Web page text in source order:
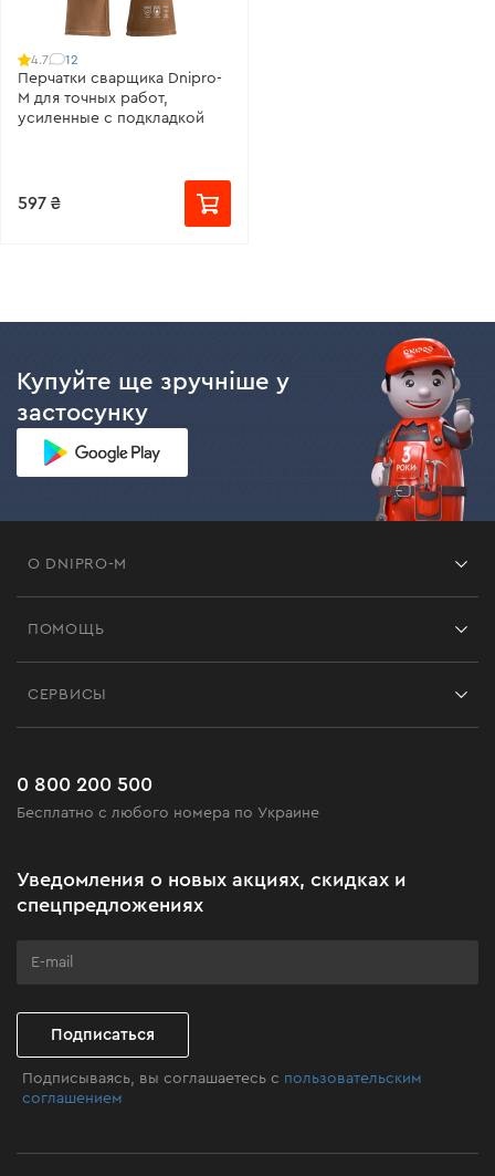
4.7 12
Перчатки сварщика Dnipro-
M для точных работ,
усиленные с подкладкой
597 ₴
Купуйте ще зручніше у
застосунку
О DNIPRO-M
Черная пятница
Клуб мастерства
ПОМОЩЬ
Часто задаваемые вопросы
СЕРВИСЫ
0 800 200 500
Бесплатно с любого номера по Украине
Уведомления о новых акциях, скидках и
спецпредложениях
Подписаться
Подписываясь, вы соглашаетесь с пользовательским
соглашением